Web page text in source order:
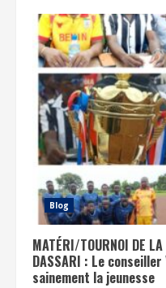
Blog
MATÉRI/TOURNOI DE
DASSARI : Le
sainement la jeunesse